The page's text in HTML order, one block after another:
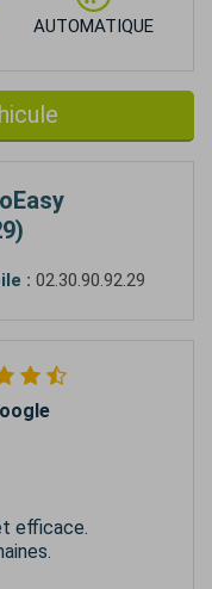
AUTOMATIQUE
: 02.30.90.92.29
efficace.